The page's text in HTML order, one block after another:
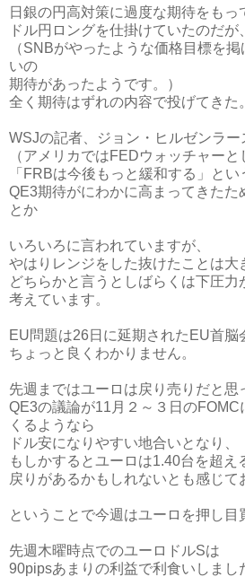
日銀の円高対策に過度な期待をもっ
ドル円ロングを仕掛けていたのだが、
（SNBがやったような価格目標を
いの
期待があったようです。）
全く期待はずれの内容で投げてきた
WSJの記者、ジョン・ヒルゼンラー
（アメリカではFEDウォッチャーと
「FRBは今後もっと緩和する」とい
QE3期待がにわかに高まってきたた
とか
いろいろに言われていますが、
やはりレンジをした抜けたことは大
どちらかと言うとしばらくは下圧力
考えています。
EU問題は26日に延期されたEU首脳
ちょっと良くわかりません。
先週まではユーロは戻り売りだと思
QE3の議論が11月２～３日のFOMC
くるようなら
ドル安になりやすい地合いとなり、
もしかするとユーロは1.40台を超え
戻りがあるかもしれないとも感じて
ということで今週はユーロを押し目
先週木曜時点でのユーロドルSは
90pipsあまりの利益で利食いしまし